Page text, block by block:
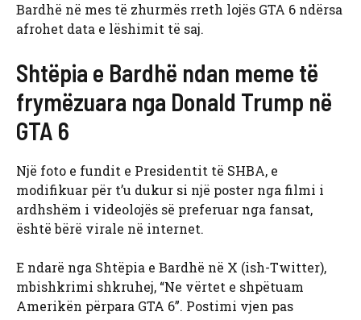
Bardhë në mes të zhurmës rreth lojës GTA 6 ndërsa
afrohet data e lëshimit të saj.
Shtëpia e Bardhë ndan meme të
frymëzuara nga Donald Trump në
GTA 6
Një foto e fundit e Presidentit të SHBA, e
modifikuar për t’u dukur si një poster nga filmi i
ardhshëm i videolojës së preferuar nga fansat,
është bërë virale në internet.
E ndarë nga Shtëpia e Bardhë në X (ish-Twitter),
mbishkrimi shkruhej, “Ne vërtet e shpëtuam
Amerikën përpara GTA 6”. Postimi vjen pas